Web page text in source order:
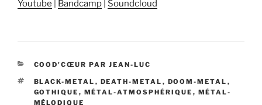
Youtube Bandcamp Soundcloud
CATÉGORIES
COOD'CŒUR PAR JEAN-LUC
ÉTIQUETTES
BLACK-METAL , DEATH-METAL , DOOM-METAL ,
GOTHIQUE , MÉTAL-ATMOSPHÉRIQUE , MÉTAL-
MÉLODIQUE